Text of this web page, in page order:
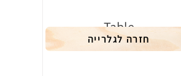
Table
חזרה לגלרייה